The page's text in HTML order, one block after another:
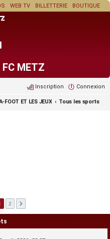
BOUTIQUE
BILLETTERIE
WEB TV
FC METZ
Connexion
Inscription
FOOT ET LES JEUX Tous les sports
2